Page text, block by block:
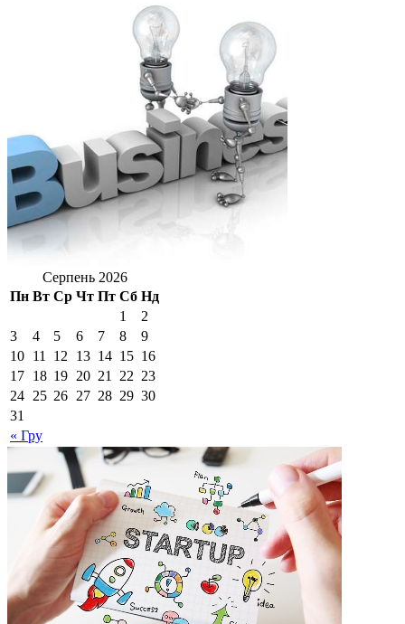
Серпень 2026
Пн Вт Ср Чт Пт Сб Нд
« Гру
1
2
3
4 5 6 7 8
9
10 11 12 13 14 15 16
17 18 19 20 21 22 23
24 25 26 27 28 29 30
31